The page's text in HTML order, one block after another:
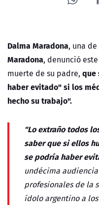
Dalma Maradona, una
Maradona, denunció
muerte de su padre, que
haber evitado" si los
hecho su trabajo".
"Lo extraño todos
saber que si ellos
se podría haber
undécima
profesionales de la
ídolo argentino a